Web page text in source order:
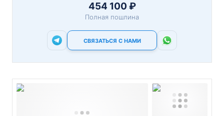
454 100 ₽
Полная пошлина
СВЯЗАТЬСЯ С НАМИ